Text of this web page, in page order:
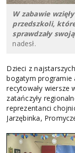
W zabawie
przedszkoli,
sprawdzały
nadesł.
Dzieci z
bogatym programie
recytowały wiersze
zatańczyły
reprezentanci
Jarzębinka,